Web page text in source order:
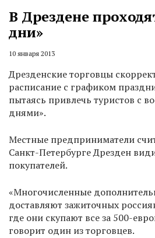
В Дрездене
дни»
10 января 2013
Дрезденские торговцы
расписание с графиком
пытаясь привлечь туристов с
днями».
Местные предприниматели
Санкт-Петербурге Дрезден
покупателей.
«Многочисленные
доставляют зажиточных
где они скупают все за 500-
говорит один из торговцев.